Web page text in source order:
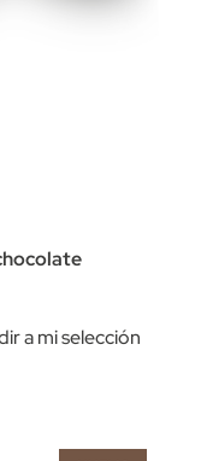
a mi selección